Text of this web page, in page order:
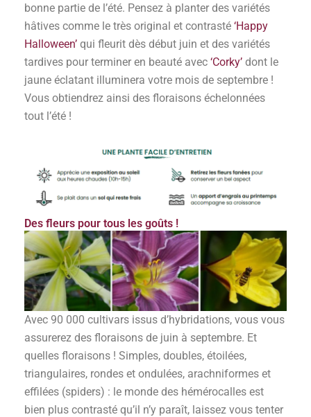
bonne partie de l’été. Pensez à planter des variétés
hâtives comme le très original et contrasté ‘Happy
Halloween’qui fleurit dès début juin et des variétés
tardives pour terminer en beauté avec ‘Corky’dont le
jaune éclatant illuminera votre mois de septembre !
Vous obtiendrez ainsi des floraisons échelonnées
tout l’été !
Des fleurs pour tous les goûts !
Avec 90 000 cultivars issus d’hybridations, vous vous
assurerez des floraisons de juin à septembre. Et
quelles floraisons ! Simples, doubles, étoilées,
triangulaires, rondes et ondulées, arachniformes et
effilées (spiders) : le monde des hémérocalles est
bien plus contrasté qu’il n’y paraît, laissez vous tenter